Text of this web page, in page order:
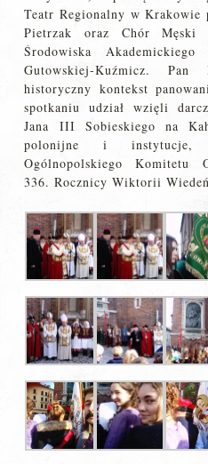
Teatr Regionalny w Krakowie
Pietrzak oraz Chór Męski
Środowiska
Gutowskiej-Kuźmicz.
historyczny kontekst
spotkaniu udział wzięli
Jana III Sobieskiego na
polonijne i instytucje,
Ogólnopolskiego Komitetu
336. Rocznicy Wiktorii